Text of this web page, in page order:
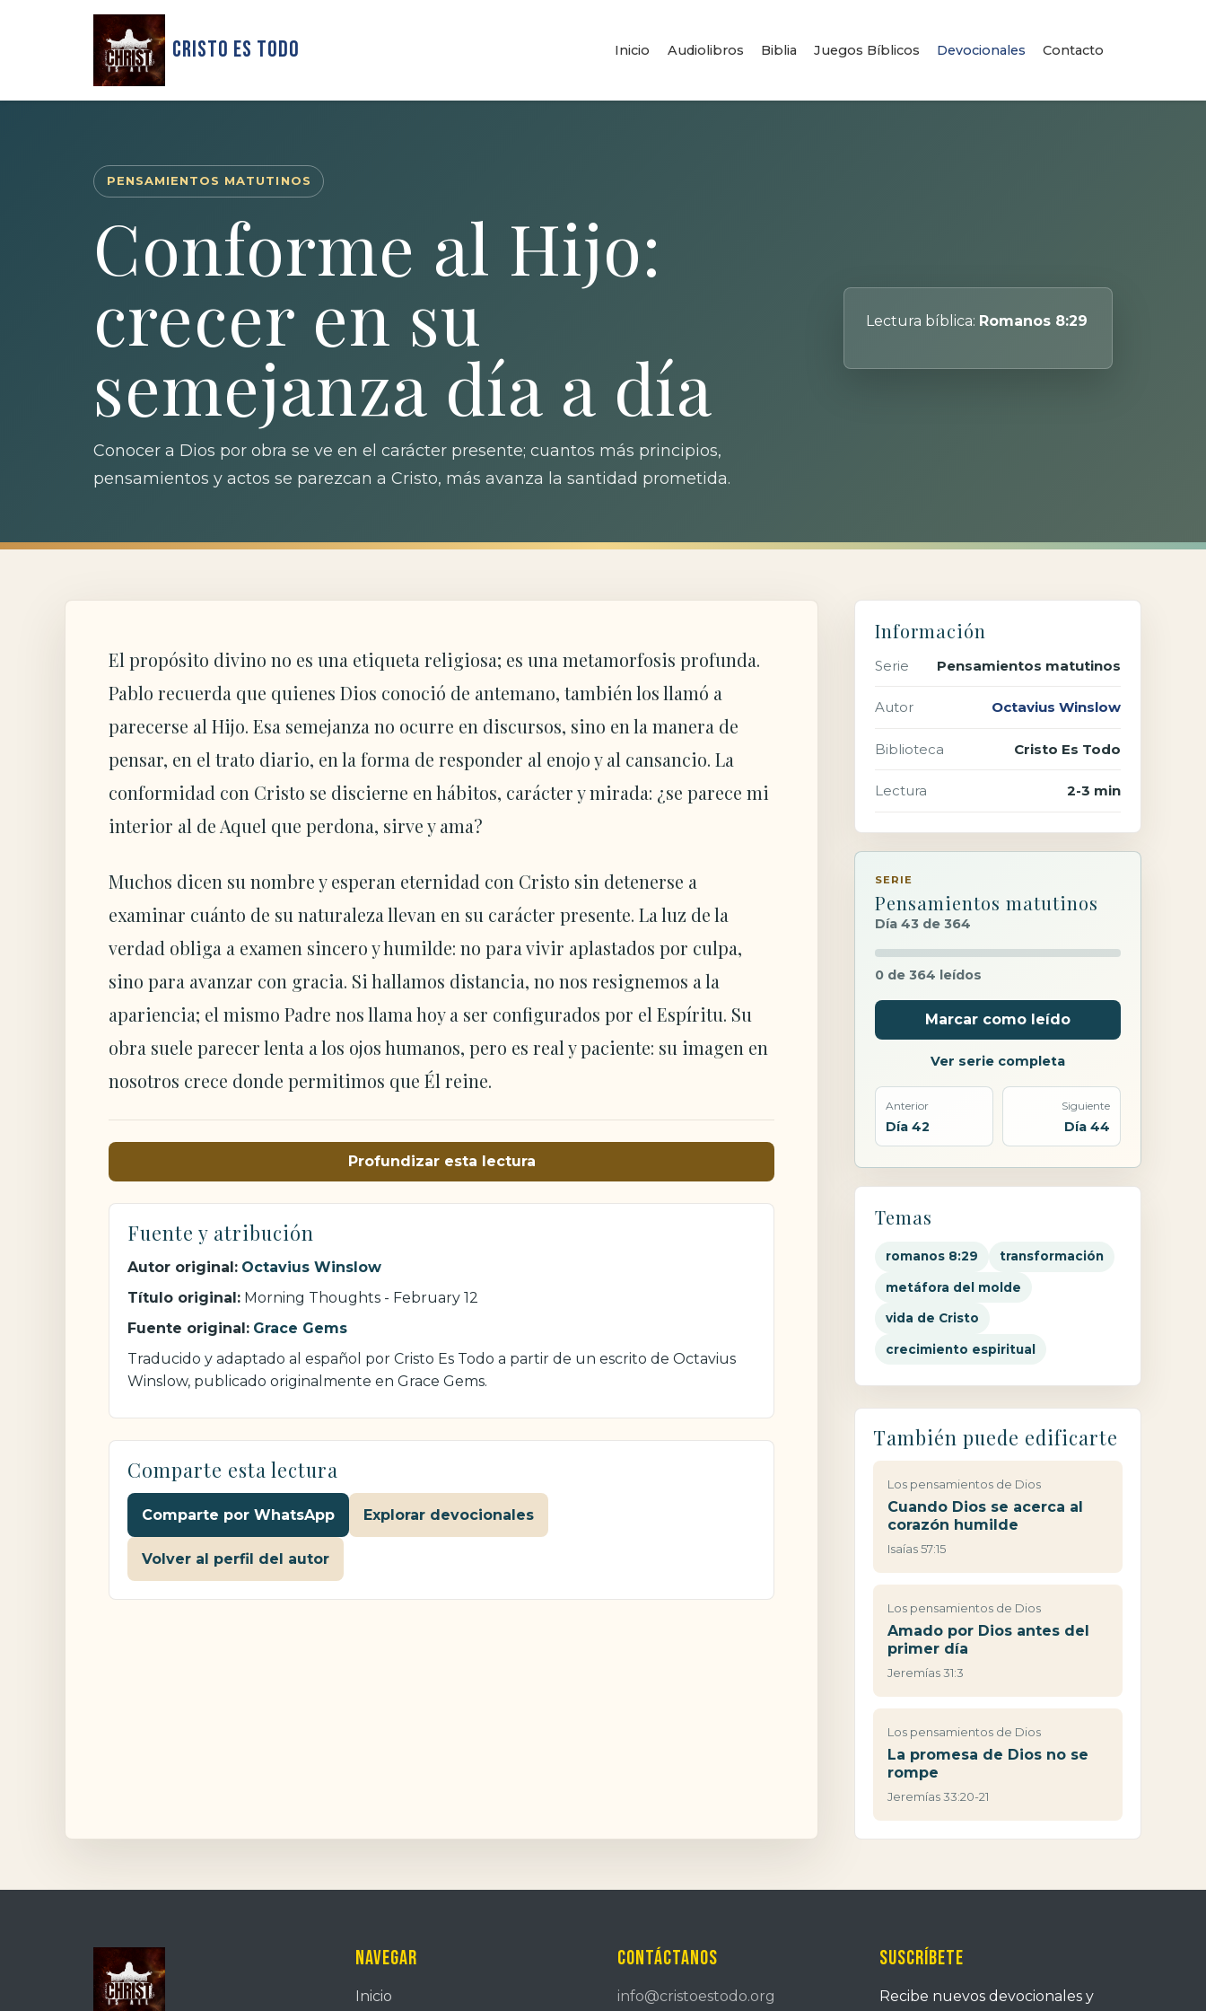
Cristo Es Todo Inicio Audiolibros Biblia Juegos Bíblicos Devocionales Contacto
PENSAMIENTOS MATUTINOS
Conforme al Hijo:
crecer en su
semejanza día a día
Conocer a Dios por obra se ve en el carácter presente; cuantos más principios,
pensamientos y actos se parezcan a Cristo, más avanza la santidad prometida.
Lectura bíblica: Romanos 8:29
El propósito divino no es una etiqueta religiosa; es una metamorfosis profunda.
Pablo recuerda que quienes Dios conoció de antemano, también los llamó a
parecerse al Hijo. Esa semejanza no ocurre en discursos, sino en la manera de
pensar, en el trato diario, en la forma de responder al enojo y al cansancio. La
conformidad con Cristo se discierne en hábitos, carácter y mirada: ¿se parece mi
interior al de Aquel que perdona, sirve y ama?
Muchos dicen su nombre y esperan eternidad con Cristo sin detenerse a
examinar cuánto de su naturaleza llevan en su carácter presente. La luz de la
verdad obliga a examen sincero y humilde: no para vivir aplastados por culpa,
sino para avanzar con gracia. Si hallamos distancia, no nos resignemos a la
apariencia; el mismo Padre nos llama hoy a ser configurados por el Espíritu. Su
obra suele parecer lenta a los ojos humanos, pero es real y paciente: su imagen en
nosotros crece donde permitimos que Él reine.
Profundizar esta lectura
Fuente y atribución
Autor original: Octavius Winslow
Título original: Morning Thoughts - February 12
Fuente original: Grace Gems
Traducido y adaptado al español por Cristo Es Todo a partir de un escrito de Octavius
Winslow, publicado originalmente en Grace Gems.
Comparte esta lectura
Comparte por WhatsApp Explorar devocionales
Volver al perfil del autor
Información
Serie Pensamientos matutinos
Autor Octavius Winslow
Biblioteca Cristo Es Todo
Lectura 2-3 min
SERIE
Pensamientos matutinos
Día 43 de 364
0 de 364 leídos
Marcar como leído
Ver serie completa
Anterior
Día 42
Siguiente
Día 44
Temas
romanos 8:29 transformación
metáfora del molde
vida de Cristo
crecimiento espiritual
También puede edificarte
Los pensamientos de Dios
Cuando Dios se acerca al
corazón humilde
Isaías 57:15
Los pensamientos de Dios
Amado por Dios antes del
primer día
Jeremías 31:3
Los pensamientos de Dios
La promesa de Dios no se
rompe
Jeremías 33:20-21
Navegar
Inicio
Contáctanos
info@cristoestodo.org
Suscríbete
Recibe nuevos devocionales y